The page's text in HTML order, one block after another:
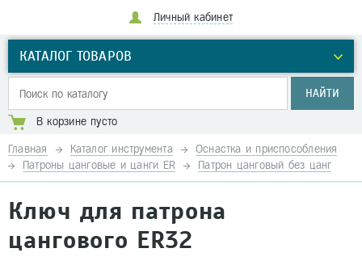
Личный кабинет
КАТАЛОГ ТОВАРОВ
НАЙТИ
В корзине пусто
Главная Каталог инструмента
Оснастка и приспособления
Патроны цанговые и цанги ER
Патрон цанговый без цанг
Ключ для патрона
цангового ER32